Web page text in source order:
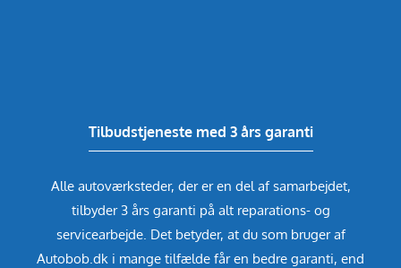
Tilbudstjeneste med 3 års garanti
Alle autoværksteder, der er en del af samarbejdet,
tilbyder 3 års garanti på alt reparations- og
servicearbejde. Det betyder, at du som bruger af
Autobob.dk i mange tilfælde får en bedre garanti, end